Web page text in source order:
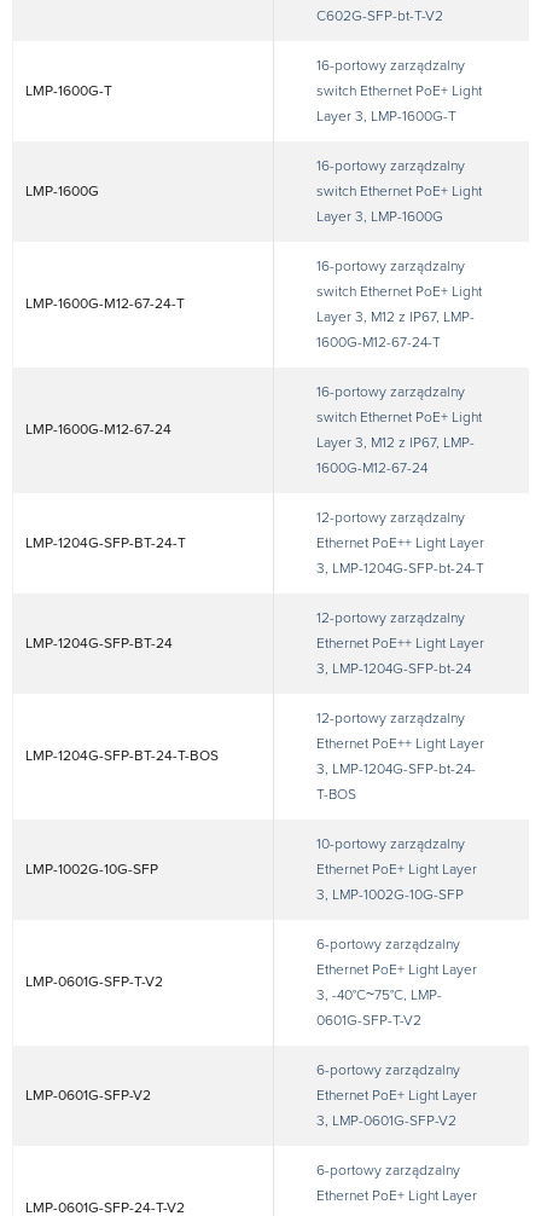
C602G-SFP-bt-T-V2
LMP-1600G-T
16-portowy zarządzalny
switch Ethernet PoE+ Light
Layer 3, LMP-1600G-T
LMP-1600G
16-portowy zarządzalny
switch Ethernet PoE+ Light
Layer 3, LMP-1600G
LMP-1600G-M12-67-24-T
16-portowy zarządzalny
switch Ethernet PoE+ Light
Layer 3, M12 z IP67, LMP-
1600G-M12-67-24-T
LMP-1600G-M12-67-24
16-portowy zarządzalny
switch Ethernet PoE+ Light
Layer 3, M12 z IP67, LMP-
1600G-M12-67-24
LMP-1204G-SFP-BT-24-T
12-portowy zarządzalny
Ethernet PoE++ Light Layer
3, LMP-1204G-SFP-bt-24-T
LMP-1204G-SFP-BT-24
12-portowy zarządzalny
Ethernet PoE++ Light Layer
3, LMP-1204G-SFP-bt-24
LMP-1204G-SFP-BT-24-T-BOS
12-portowy zarządzalny
Ethernet PoE++ Light Layer
3, LMP-1204G-SFP-bt-24-
T-BOS
LMP-1002G-10G-SFP
10-portowy zarządzalny
Ethernet PoE+ Light Layer
3, LMP-1002G-10G-SFP
LMP-0601G-SFP-T-V2
6-portowy zarządzalny
Ethernet PoE+ Light Layer
3, -40°C~75°C, LMP-
0601G-SFP-T-V2
LMP-0601G-SFP-V2
6-portowy zarządzalny
Ethernet PoE+ Light Layer
3, LMP-0601G-SFP-V2
LMP-0601G-SFP-24-T-V2
6-portowy zarządzalny
Ethernet PoE+ Light Layer